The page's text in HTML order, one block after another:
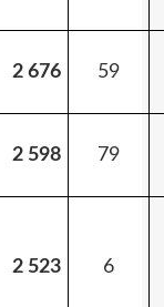
2 676 59
2 598 79
2 523 6